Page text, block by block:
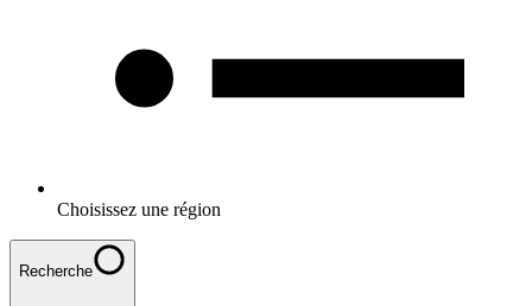
Choisissez une région
Recherche